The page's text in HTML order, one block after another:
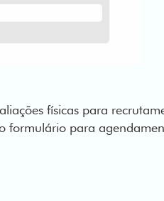
físicas para
formulário para